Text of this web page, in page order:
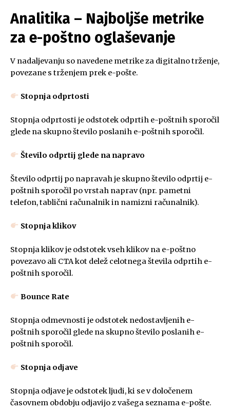
Analitika – Najboljše metrike
za e-poštno oglaševanje
V nadaljevanju so navedene metrike za digitalno trženje,
povezane s trženjem prek e-pošte.
Stopnja odprtosti
Stopnja odprtosti je odstotek odprtih e-poštnih sporočil
glede na skupno število poslanih e-poštnih sporočil.
Število odprtij glede na napravo
Število odprtij po napravah je skupno število odprtij e-
poštnih sporočil po vrstah naprav (npr. pametni
telefon, tablični računalnik in namizni računalnik).
Stopnja klikov
Stopnja klikov je odstotek vseh klikov na e-poštno
povezavo ali CTA kot delež celotnega števila odprtih e-
poštnih sporočil.
Bounce Rate
Stopnja odmevnosti je odstotek nedostavljenih e-
poštnih sporočil glede na skupno število poslanih e-
poštnih sporočil.
Stopnja odjave
Stopnja odjave je odstotek ljudi, ki se v določenem
časovnem obdobju odjavijo z vašega seznama e-pošte.